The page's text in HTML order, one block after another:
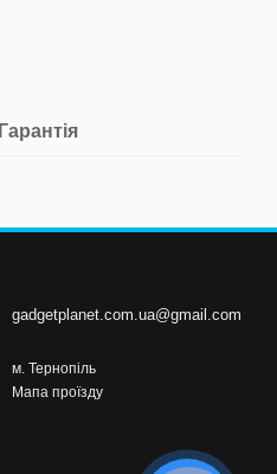
Гарантія
gadgetplanet.com.ua@gmail.com
м. Тернопіль
Мапа проїзду